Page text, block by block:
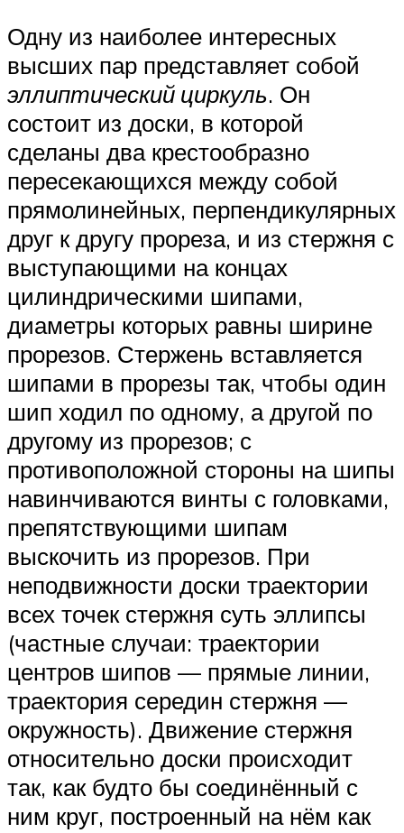
Одну из наиболее интересных
высших пар представляет собой
эллиптический циркуль. Он
состоит из доски, в которой
сделаны два крестообразно
пересекающихся между собой
прямолинейных, перпендикулярных
друг к другу прореза, и из стержня с
выступающими на концах
цилиндрическими шипами,
диаметры которых равны ширине
прорезов. Стержень вставляется
шипами в прорезы так, чтобы один
шип ходил по одному, а другой по
другому из прорезов; с
противоположной стороны на шипы
навинчиваются винты с головками,
препятствующими шипам
выскочить из прорезов. При
неподвижности доски траектории
всех точек стержня суть эллипсы
(частные случаи: траектории
центров шипов — прямые линии,
траектория середин стержня —
окружность). Движение стержня
относительно доски происходит
так, как будто бы соединённый с
ним круг, построенный на нём как